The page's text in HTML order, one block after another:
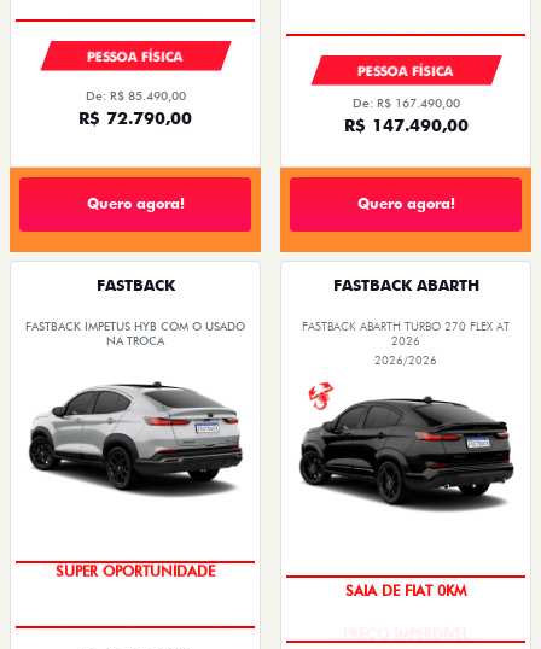
PESSOA FÍSICA
De: R$ 85.490,00
R$ 72.790,00
Quero agora!
PESSOA FÍSICA
De: R$ 167.490,00
R$ 147.490,00
Quero agora!
FASTBACK
FASTBACK IMPETUS HYB COM O USADO
NA TROCA
SUPER OPORTUNIDADE
FASTBACK ABARTH
FASTBACK ABARTH TURBO 270 FLEX AT
2026
2026/2026
SAIA DE FIAT 0KM